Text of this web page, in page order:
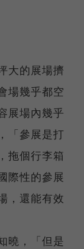
大的展場擠
場幾乎都空
展場內幾乎
「參展是打
拖個行李箱
際性的參展
，還能有效
曉，「但是